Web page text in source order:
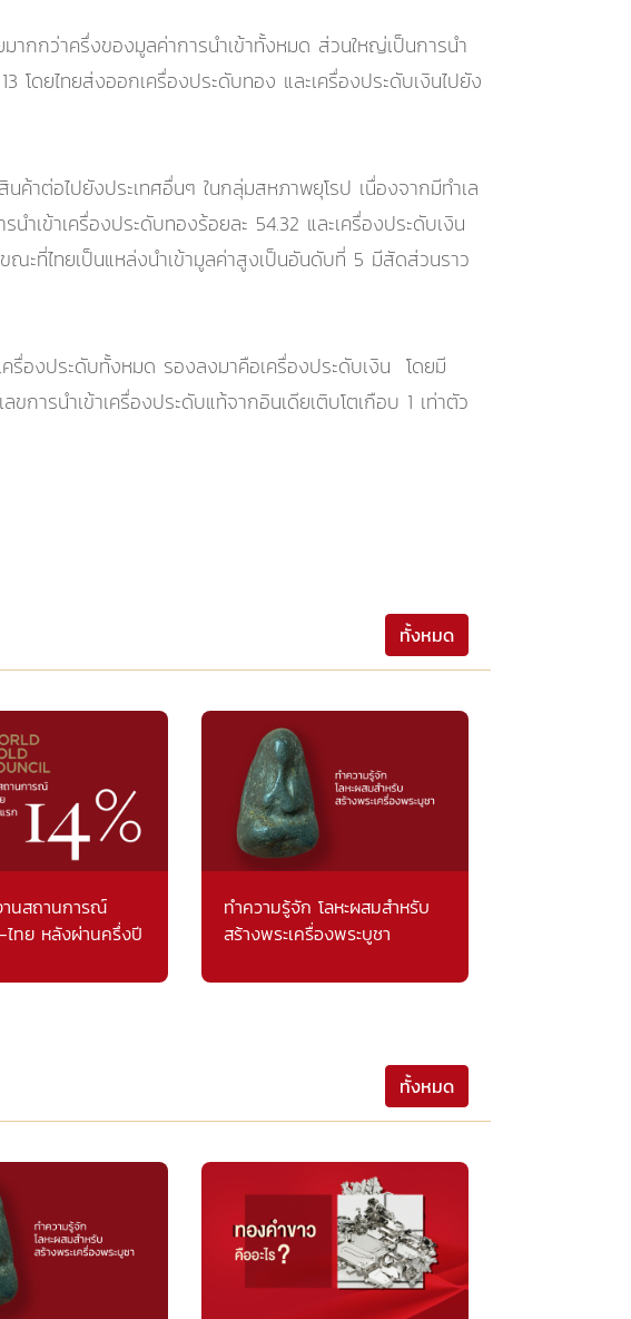
ากกว่าครึ่งของมูลค่าการนำเข้าทั้งหมด ส่วนใหญ่เป็นการนำ
โดยไทยส่งออกเครื่องประดับทอง และเครื่องประดับเงินไปยัง
ค้าต่อไปยังประเทศอื่นๆ ในกลุ่มสหภาพยุโรป เนื่องจากมีทำเล
เข้าเครื่องประดับทองร้อยละ 54.32 และเครื่องประดับเงิน
ะที่ไทยเป็นแหล่งนำเข้ามูลค่าสูงเป็นอันดับที่ 5 มีสัดส่วนราว
รื่องประดับทั้งหมด รองลงมาคือเครื่องประดับเงิน โดยมี
ารนำเข้าเครื่องประดับแท้จากอินเดียเติบโตเกือบ 1 เท่าตัว
ทั้งหมด
านสถานการณ์
ไทย หลังผ่านครึ่งปี
ทำความรู้จัก โลหะผสมสำหรับ
สร้างพระเครื่องพระบูชา
ทั้งหมด